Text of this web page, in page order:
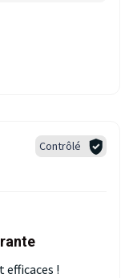
Contrôlé
efficaces !